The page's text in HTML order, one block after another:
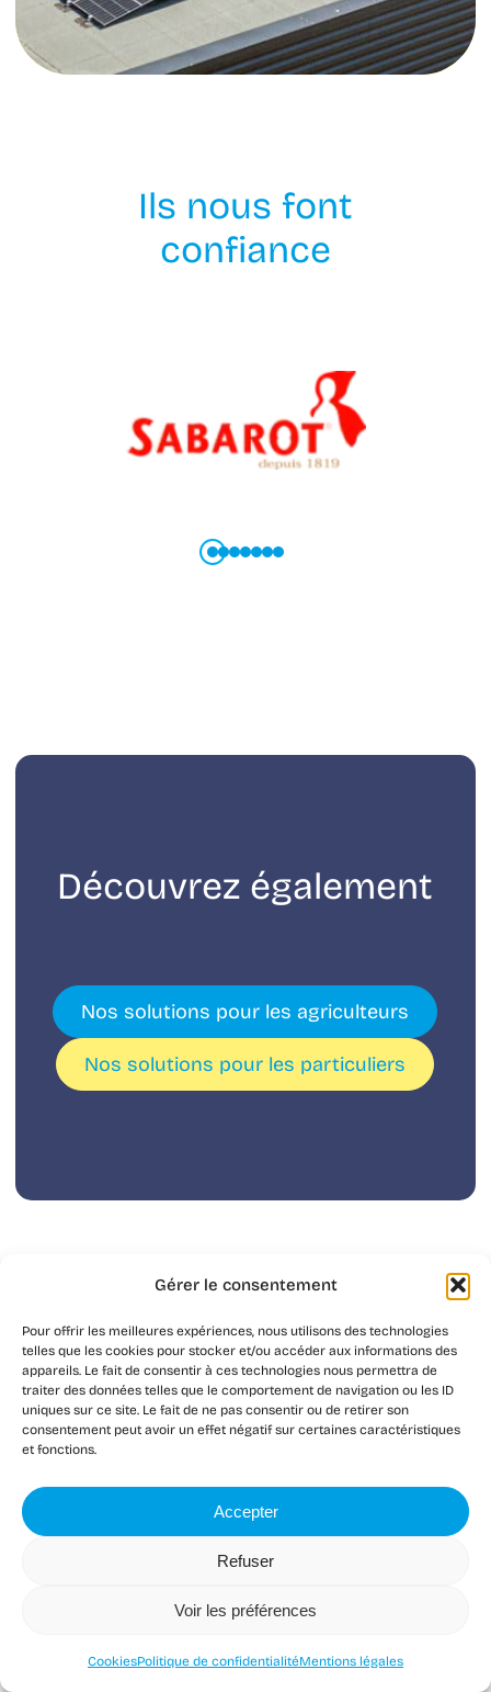
Gérer le consentement
Pour offrir les meilleures expériences, nous utilisons des technologies
telles que les cookies pour stocker et/ou accéder aux informations des
appareils. Le fait de consentir à ces technologies nous permettra de
traiter des données telles que le comportement de navigation ou les ID
uniques sur ce site. Le fait de ne pas consentir ou de retirer son
consentement peut avoir un effet négatif sur certaines caractéristiques
et fonctions.
Accepter
Refuser
Voir les préférences
CookiesPolitique de confidentialitéMentions légales
Ils nous font
confiance
Découvrez également
Nos solutions pour les agriculteurs
Nos solutions pour les particuliers
Réponses à vos
questions
Existe-t-il des aides
financières pour les
entreprises ?